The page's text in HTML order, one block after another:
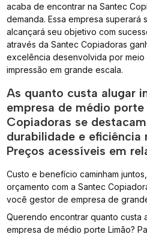
acaba de encontrar na Santec
demanda. Essa empresa superará
alcançará seu objetivo com
através da Santec Copiadoras
excelência desenvolvida por
impressão em grande escala.
As quanto custa alugar
empresa de médio
Copiadoras se
durabilidade e eficiência
Preços acessíveis em
Custo e benefício caminham
orçamento com a Santec
você gestor de empresa de
Querendo encontrar quanto custa
empresa de médio porte Limão?